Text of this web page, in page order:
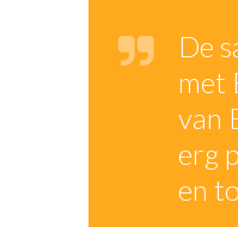
De
met
van
erg
en